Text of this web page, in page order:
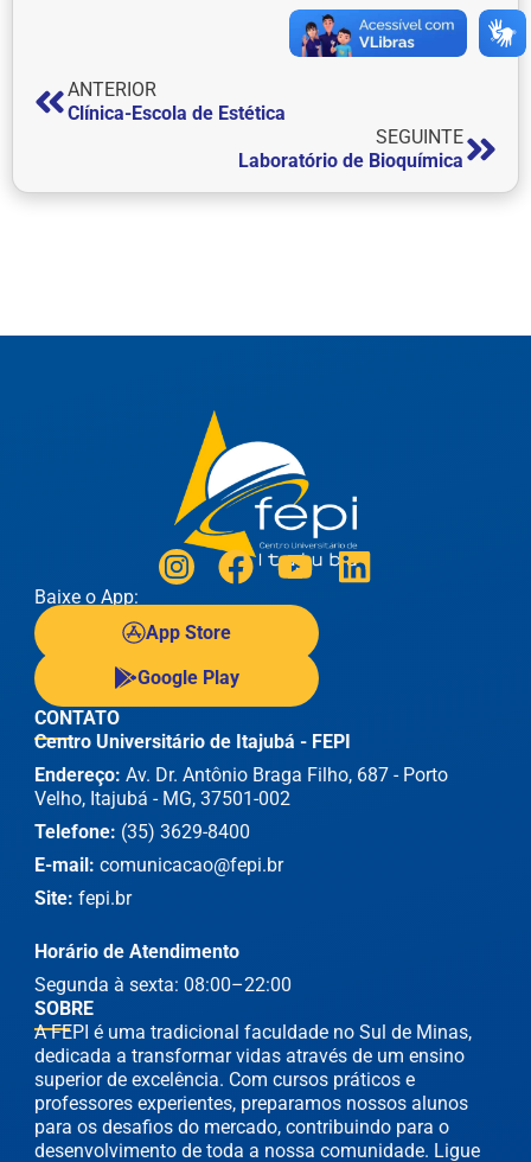
ANTERIOR
Clínica-Escola de Estética
SEGUINTE
Laboratório de Bioquímica
Baixe o App:
App Store
Google Play
SOBRE
A FEPI é uma tradicional faculdade no Sul de Minas,
dedicada a transformar vidas através de um ensino
superior de excelência. Com cursos práticos e
professores experientes, preparamos nossos alunos
para os desafios do mercado, contribuindo para o
desenvolvimento de toda a nossa comunidade. Ligue
CONTATO
Centro Universitário de Itajubá - FEPI
Endereço: Av. Dr. Antônio Braga Filho, 687 - Porto
Velho, Itajubá - MG, 37501-002
Telefone: (35) 3629-8400
E-mail: comunicacao@fepi.br
Site: fepi.br
Horário de Atendimento
Segunda à sexta: 08:00–22:00